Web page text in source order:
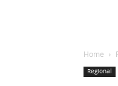
Home
Regional